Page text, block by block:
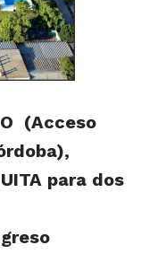
(Acceso
para dos